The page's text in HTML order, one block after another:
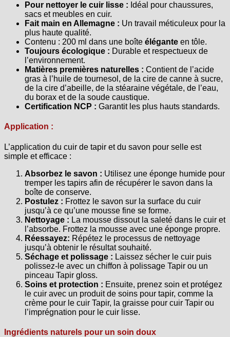
Pour nettoyer le cuir lisse : Idéal pour chaussures,
sacs et meubles en cuir.
Fait main en Allemagne : Un travail méticuleux pour la
plus haute qualité.
Contenu : 200 ml dans une boîte élégante en tôle.
Toujours écologique : Durable et respectueux de
l’environnement.
Matières premières naturelles : Contient de l’acide
gras à l’huile de tournesol, de la cire de canne à sucre,
de la cire d’abeille, de la stéaraine végétale, de l’eau,
du borax et de la soude caustique.
Certification NCP : Garantit les plus hauts standards.
Application :
L’application du cuir de tapir et du savon pour selle est
simple et efficace :
Absorbez le savon : Utilisez une éponge humide pour
tremper les tapirs afin de récupérer le savon dans la
boîte de conserve.
Postulez : Frottez le savon sur la surface du cuir
jusqu’à ce qu’une mousse fine se forme.
Nettoyage : La mousse dissout la saleté dans le cuir et
l’absorbe. Frottez la mousse avec une éponge propre.
Réessayez: Répétez le processus de nettoyage
jusqu’à obtenir le résultat souhaité.
Séchage et polissage : Laissez sécher le cuir puis
polissez-le avec un chiffon à polissage Tapir ou un
pinceau Tapir gloss.
Soins et protection : Ensuite, prenez soin et protégez
le cuir avec un produit de soins pour tapir, comme la
crème pour le cuir Tapir, la graisse pour cuir Tapir ou
l’imprégnation pour le cuir lisse.
Ingrédients naturels pour un soin doux